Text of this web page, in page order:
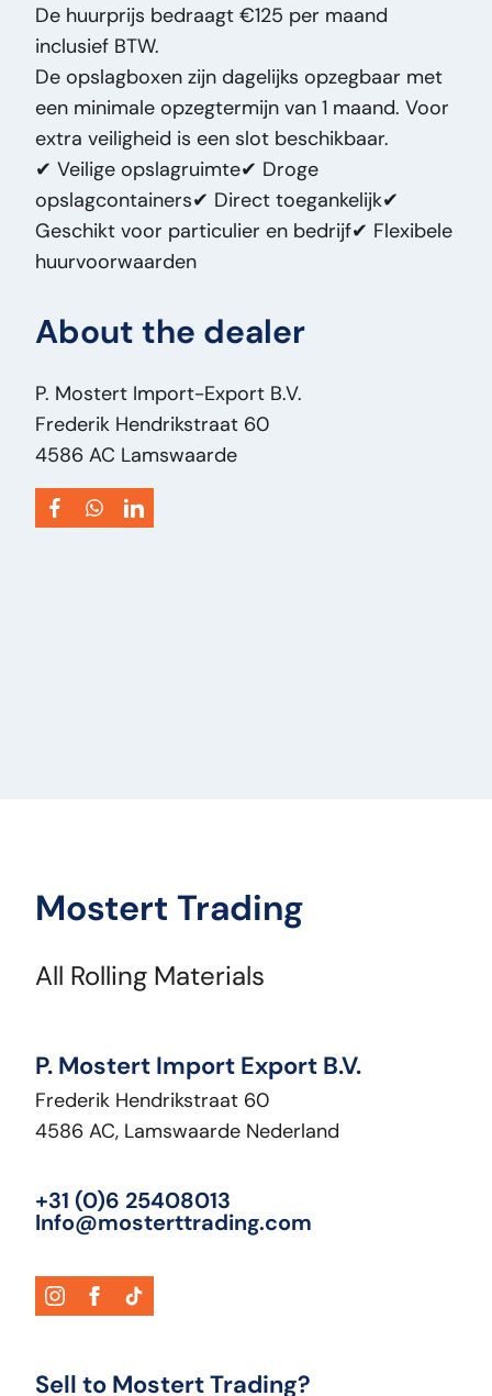
De huurprijs bedraagt €125 per maand
inclusief BTW.
De opslagboxen zijn dagelijks opzegbaar met
een minimale opzegtermijn van 1 maand. Voor
extra veiligheid is een slot beschikbaar.
✔ Veilige opslagruimte✔ Droge
opslagcontainers✔ Direct toegankelijk✔
Geschikt voor particulier en bedrijf✔ Flexibele
huurvoorwaarden
About the dealer
P. Mostert Import-Export B.V.
Frederik Hendrikstraat 60
4586 AC Lamswaarde
Mostert Trading
All Rolling Materials
P. Mostert Import Export B.V.
Frederik Hendrikstraat 60
4586 AC, Lamswaarde Nederland
+31 (0)6 25408013
Info@mosterttrading.com
Sell to Mostert Trading?